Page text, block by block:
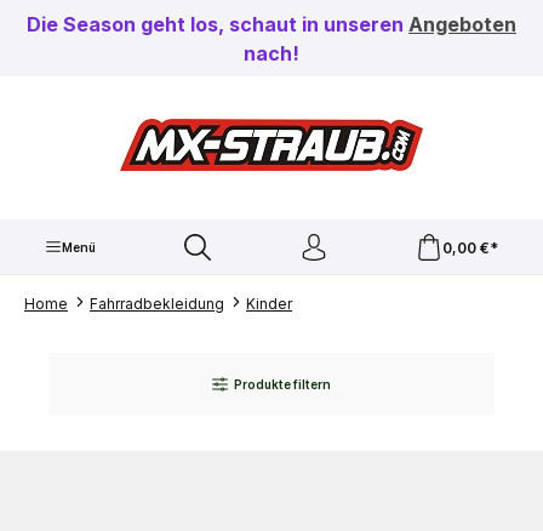
Zum Hauptinhalt springen
Die Season geht los, schaut in unseren Angeboten
nach!
Menü 0,00 €*
Home Fahrradbekleidung Kinder
Produkte filtern